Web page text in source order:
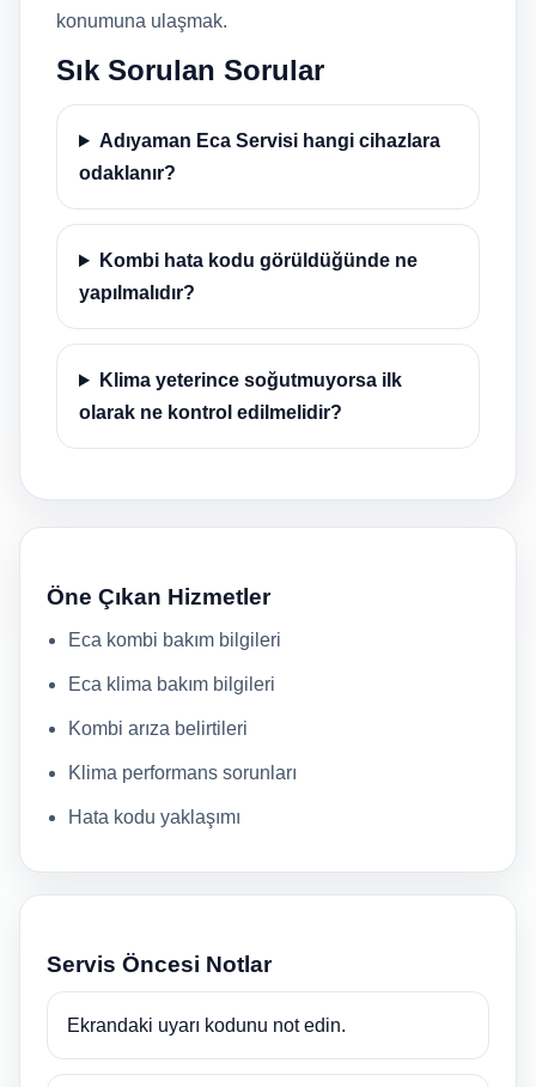
konumuna ulaşmak.
Sık Sorulan Sorular
Adıyaman Eca Servisi hangi cihazlara
odaklanır?
Kombi hata kodu görüldüğünde ne
yapılmalıdır?
Klima yeterince soğutmuyorsa ilk
olarak ne kontrol edilmelidir?
Öne Çıkan Hizmetler
Eca kombi bakım bilgileri
Eca klima bakım bilgileri
Kombi arıza belirtileri
Klima performans sorunları
Hata kodu yaklaşımı
Servis Öncesi Notlar
Ekrandaki uyarı kodunu not edin.